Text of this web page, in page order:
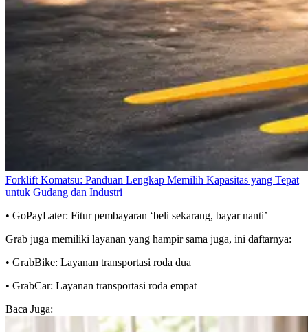
Forklift Komatsu: Panduan Lengkap Memilih Kapasitas yang Tepat
untuk Gudang dan Industri
• GoPayLater: Fitur pembayaran ‘beli sekarang, bayar nanti’
Grab juga memiliki layanan yang hampir sama juga, ini daftarnya:
• GrabBike: Layanan transportasi roda dua
• GrabCar: Layanan transportasi roda empat
Baca Juga: